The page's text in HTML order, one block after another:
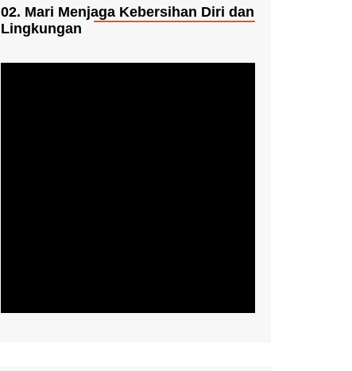
02. Mari Menjaga Kebersihan Diri dan
Lingkungan